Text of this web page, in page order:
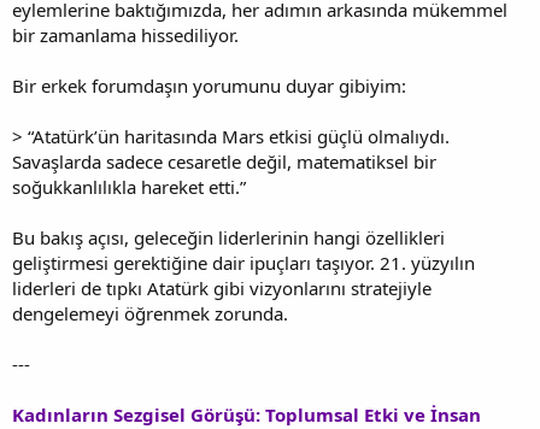
eylemlerine baktığımızda, her adımın arkasında mükemmel
bir zamanlama hissediliyor.
Bir erkek forumdaşın yorumunu duyar gibiyim:
> “Atatürk’ün haritasında Mars etkisi güçlü olmalıydı.
Savaşlarda sadece cesaretle değil, matematiksel bir
soğukkanlılıkla hareket etti.”
Bu bakış açısı, geleceğin liderlerinin hangi özellikleri
geliştirmesi gerektiğine dair ipuçları taşıyor. 21. yüzyılın
liderleri de tıpkı Atatürk gibi vizyonlarını stratejiyle
dengelemeyi öğrenmek zorunda.
---
Kadınların Sezgisel Görüşü: Toplumsal Etki ve İnsan